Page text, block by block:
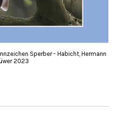
Sperber - Habicht, Hermann
2023